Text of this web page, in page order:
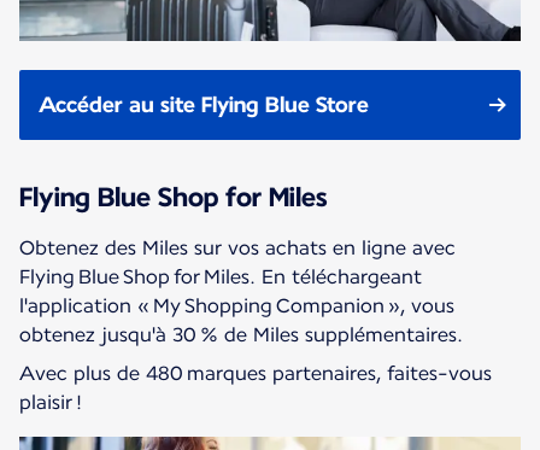
Accéder au site Flying Blue Store
Flying Blue Shop for Miles
Obtenez des Miles sur vos achats en ligne avec
Flying Blue Shop for Miles. En téléchargeant
l'application « My Shopping Companion », vous
obtenez jusqu'à 30 % de Miles supplémentaires.
Avec plus de 480 marques partenaires, faites-vous
plaisir !